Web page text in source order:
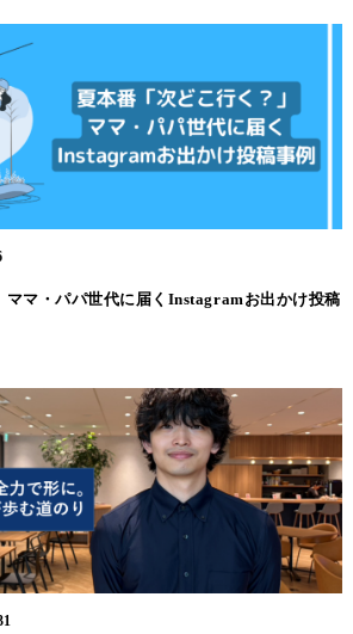
ママ・パパ世代に届くInstagramお出かけ投稿